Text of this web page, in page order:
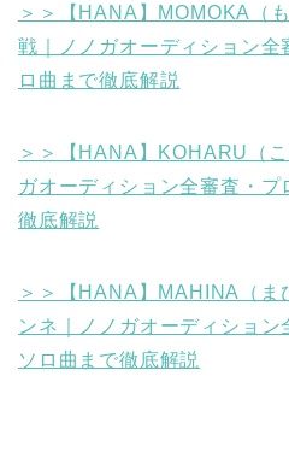
＞＞【HANA】MOMOKA（
戦｜ノノガオーディション全
ロ曲まで徹底解説
＞＞【HANA】KOHARU（
ガオーディション全審査・
徹底解説
＞＞【HANA】MAHINA（ま
ンネ｜ノノガオーディション
ソロ曲まで徹底解説